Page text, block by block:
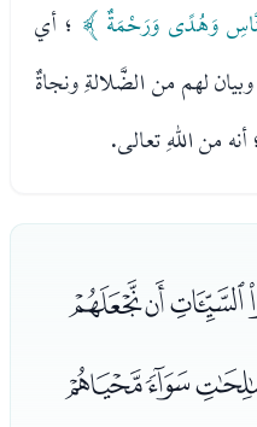
وَهُدًى وَرَحْمَةٌ ﴾ ؛ أي
لهم من الضَّلالةِ ونجاةٌ
أنه من اللهِ تعالى.